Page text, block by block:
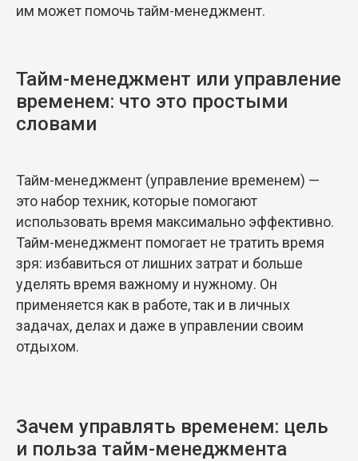
им может помочь тайм-менеджмент.
Тайм-менеджмент или управление
временем: что это простыми
словами
Тайм-менеджмент (управление временем) —
это набор техник, которые помогают
использовать время максимально эффективно.
Тайм-менеджмент помогает не тратить время
зря: избавиться от лишних затрат и больше
уделять время важному и нужному. Он
применяется как в работе, так и в личных
задачах, делах и даже в управлении своим
отдыхом.
Зачем управлять временем: цель
и польза тайм-менеджмента